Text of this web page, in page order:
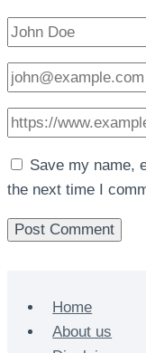
Save my name,
the next time I
Home
About us